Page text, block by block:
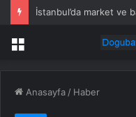
Menü
Anasayfa / Haber